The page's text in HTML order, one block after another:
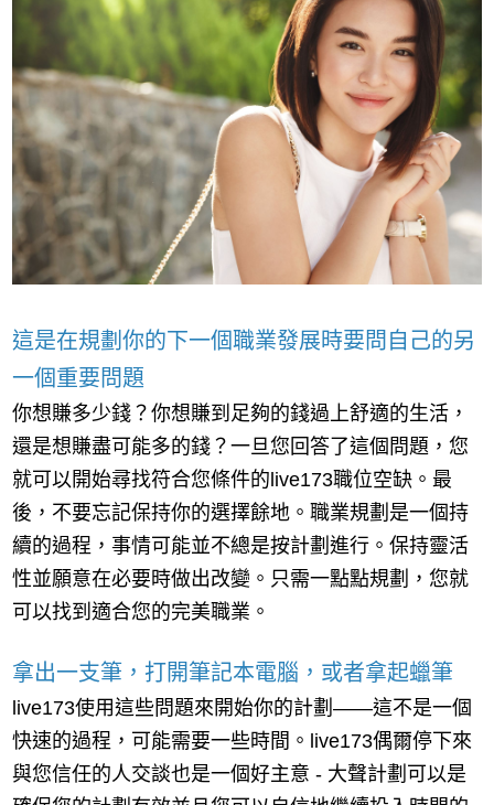
這是在規劃你的下一個職業發展時要問自己的另
一個重要問題
你想賺多少錢？你想賺到足夠的錢過上舒適的生活，
還是想賺盡可能多的錢？一旦您回答了這個問題，您
就可以開始尋找符合您條件的live173職位空缺。最
後，不要忘記保持你的選擇餘地。職業規劃是一個持
續的過程，事情可能並不總是按計劃進行。保持靈活
性並願意在必要時做出改變。只需一點點規劃，您就
可以找到適合您的完美職業。
拿出一支筆，打開筆記本電腦，或者拿起蠟筆
live173使用這些問題來開始你的計劃——這不是一個
快速的過程，可能需要一些時間。live173偶爾停下來
與您信任的人交談也是一個好主意 - 大聲計劃可以是